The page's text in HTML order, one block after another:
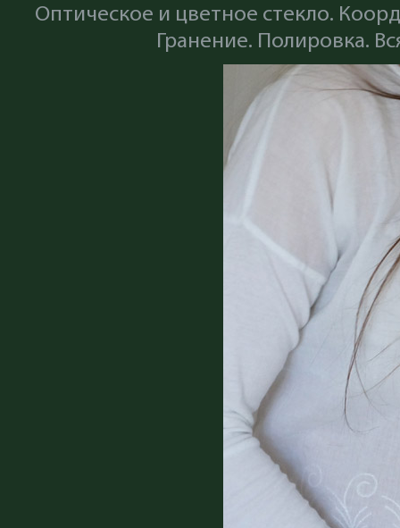
Оптическое и цветное стекло.
Гранение. Полировка.